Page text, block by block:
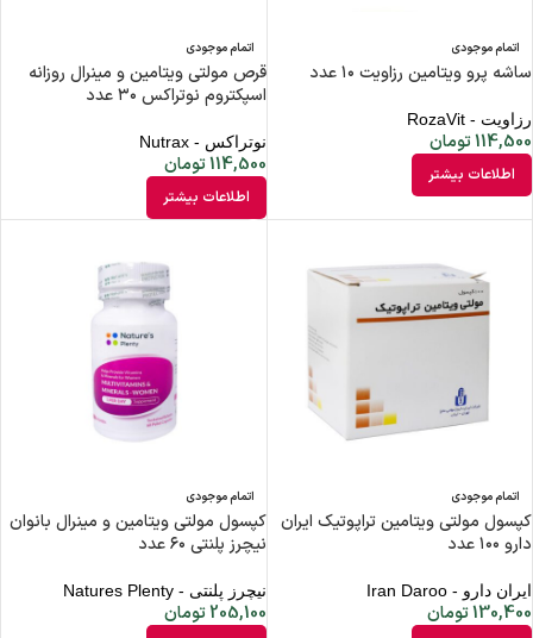
اتمام موجودی
ساشه پرو ویتامین رزاویت ۱۰ عدد
رزاویت - RozaVit
114,500تومان
اطلاعات بیشتر
اتمام موجودی
قرص مولتی ویتامین و مینرال روزانه
اسپکتروم نوتراکس ۳۰ عدد
نوتراکس - Nutrax
114,500تومان
اطلاعات بیشتر
اتمام موجودی
کپسول مولتی ویتامین تراپوتیک ایران
دارو ۱۰۰ عدد
ایران دارو - Iran Daroo
130,400تومان
اتمام موجودی
کپسول مولتی ویتامین و مینرال بانوان
نیچرز پلنتی ۶۰ عدد
نیچرز پلنتی - Natures Plenty
205,100 تومان